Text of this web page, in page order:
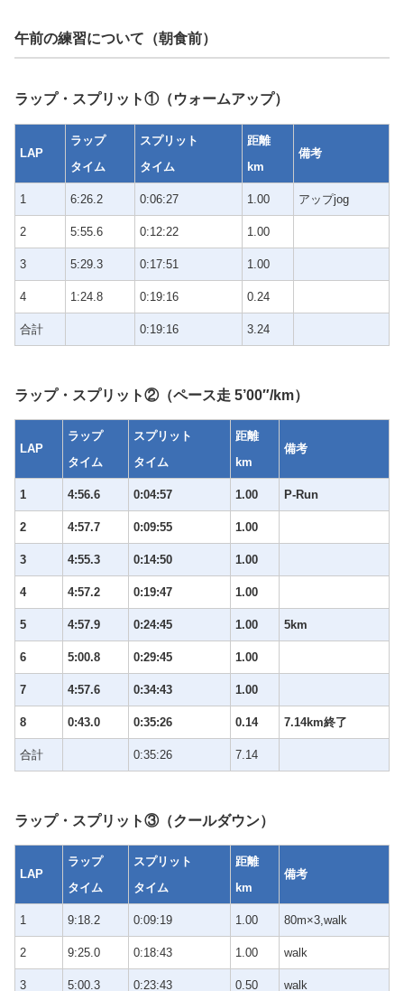
午前の練習について（朝食前）
ラップ・スプリット①（ウォームアップ）
LAP
ラップ
タイム
スプリット
タイム
距離
km
備考
1 6:26.2 0:06:27 1.00 アップjog
2 5:55.6 0:12:22 1.00
3 5:29.3 0:17:51 1.00
4 1:24.8 0:19:16 0.24
合計 0:19:16 3.24
ラップ・スプリット②（ペース走 5’00″/km）
LAP
ラップ
タイム
スプリット
タイム
距離
km
備考
1 4:56.6 0:04:57 1.00 P-Run
2 4:57.7 0:09:55 1.00
3 4:55.3 0:14:50 1.00
4 4:57.2 0:19:47 1.00
5 4:57.9 0:24:45 1.00 5km
6 5:00.8 0:29:45 1.00
7 4:57.6 0:34:43 1.00
8 0:43.0 0:35:26 0.14 7.14km終了
合計 0:35:26 7.14
ラップ・スプリット③（クールダウン）
LAP
ラップ
タイム
スプリット
タイム
距離
km
備考
1 9:18.2 0:09:19 1.00 80m×3,walk
2 9:25.0 0:18:43 1.00 walk
3 5:00.3 0:23:43 0.50 walk